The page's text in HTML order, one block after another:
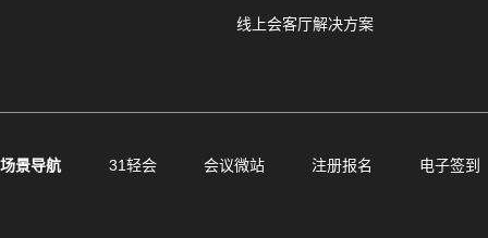
线上会客厅解决方案
场景导航 31轻会 会议微站 注册报名 电子签到